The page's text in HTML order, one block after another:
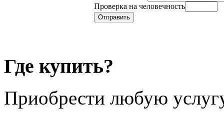
Проверка на человечность
Где купить?
Приобрести любую